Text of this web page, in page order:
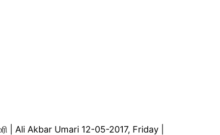
Akbar Umari 12-05-2017, Friday |